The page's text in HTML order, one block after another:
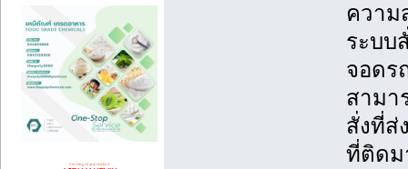
ความ
ระบบ
จอดร
สามา
สั่งที่ส่
ที่ติดม